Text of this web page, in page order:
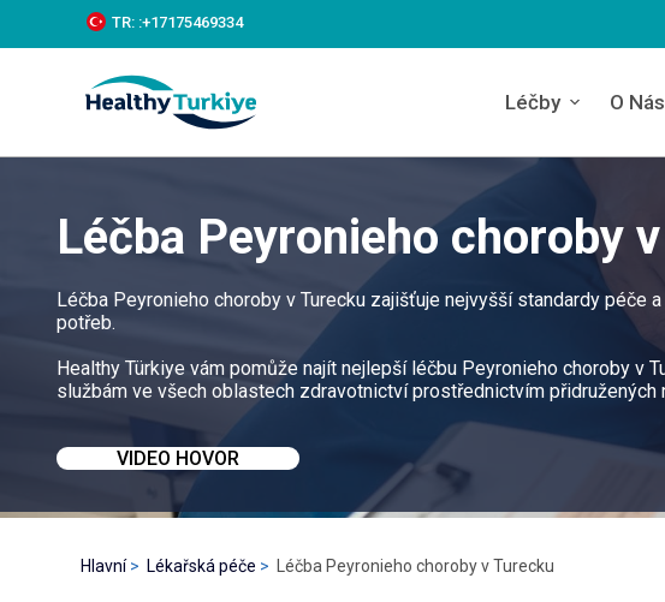
k
c
TR: :+‪17175469334‬
Léčby O Nás
Léčba Peyronieho choroby
Léčba Peyronieho choroby v Turecku zajišťuje nejvyšší standardy péče
potřeb.
Healthy Türkiye vám pomůže najít nejlepší léčbu Peyronieho choroby v
službám ve všech oblastech zdravotnictví prostřednictvím přidružených
VIDEO HOVOR
Hlavní Lékařská péče Léčba Peyronieho choroby v Turecku